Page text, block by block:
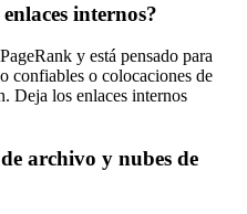
enlaces internos?
y está pensado para
confiables o colocaciones de
Deja los enlaces internos
archivo y nubes de